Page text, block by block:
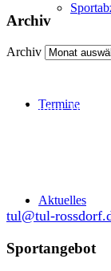
Termine
Aktuelles
Archiv
Archiv
Abteilung
tul@tul-
Sportangebot